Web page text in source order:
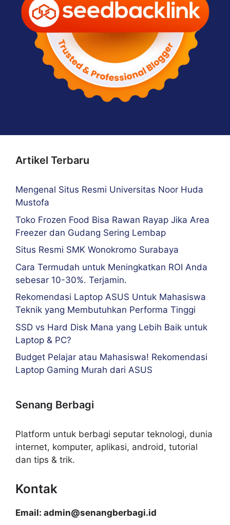
Artikel Terbaru
Mengenal Situs Resmi Universitas Noor Huda
Mustofa
Toko Frozen Food Bisa Rawan Rayap Jika Area
Freezer dan Gudang Sering Lembap
Situs Resmi SMK Wonokromo Surabaya
Cara Termudah untuk Meningkatkan ROI Anda
sebesar 10-30%. Terjamin.
Rekomendasi Laptop ASUS Untuk Mahasiswa
Teknik yang Membutuhkan Performa Tinggi
SSD vs Hard Disk Mana yang Lebih Baik untuk
Laptop & PC?
Budget Pelajar atau Mahasiswa! Rekomendasi
Laptop Gaming Murah dari ASUS
Senang Berbagi
Platform untuk berbagi seputar teknologi, dunia
internet, komputer, aplikasi, android, tutorial
dan tips & trik.
Kontak
Email: admin@senangberbagi.id